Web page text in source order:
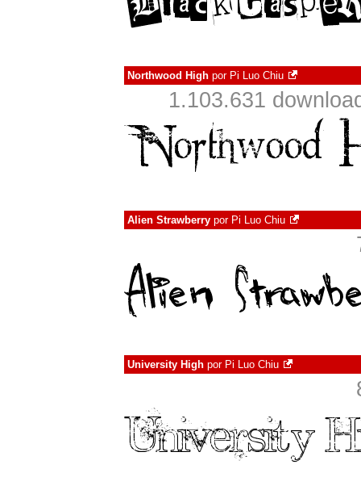
Northwood High por Pi Luo Chiu
1.103.631
Alien Strawberry por Pi Luo Chiu
University High por Pi Luo Chiu